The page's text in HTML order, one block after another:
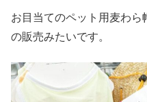
お目当てのペット用麦わ
の販売みたいです。